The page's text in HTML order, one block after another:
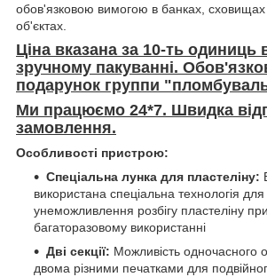
обов'язковою вимогою в банках,
об'єктах.
Ціна вказана за 10-ть одиниць
зручному пакуванні.
подарунок группи
Ми працюємо 24*7. Швидка
замовлення.
Особливості пристрою:
Спеціальна лунка для пластеліну:
використана спеціальна технологія
унеможливлення розбігу пластеліну при
багаторазовому використанні
Дві секції: Можливість одночасного
двома різними печатками для